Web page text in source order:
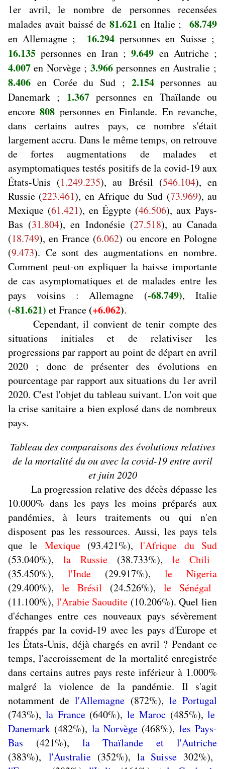
1er avril, le nombre de personnes recensées
malades avait baissé de81.621 en Italie ;68.749
en Allemagne ; 16.294personnes en Suisse ;
16.135 personnes en Iran ;9.649 en Autriche ;
4.007 en Norvège ; 3.966personnes en Australie ;
8.406 en Corée du Sud ; 2.154personnes au
Danemark ; 1.367personnes en Thaïlande ou
encore808 personnes en Finlande. En revanche,
dans certains autres pays, ce nombre s'était
largement accru. Dans le même temps, on retrouve
de fortes augmentations de malades et
asymptomatiques testés positifs de la covid-19 aux
États-Unis (1.249.235), au Brésil (546.104), en
Russie (223.461), en Afrique du Sud (73.969), au
Mexique (61.421), en Égypte (46.506), aux Pays-
Bas (31.804), en Indonésie (27.518), au Canada
(18.749), en France (6.062) ou encore en Pologne
(9.473). Ce sont des augmentations en nombre.
Comment peut-on expliquer la baisse importante
de cas asymptomatiques et de malades entre les
pays voisins : Allemagne (-68.749), Italie
(-81.621) etFrance (+6.062).
Cependant, il convient de tenir compte des
situations initiales et de relativiser les
progressions par rapport au point de départ en avril
2020 ; donc de présenter des évolutions en
pourcentage par rapport aux situations du 1er avril
2020. C'est l'objet du tableau suivant. L'on voit que
la crise sanitaire a bien explosé dans de nombreux
pays.
Tableau des comparaisons des évolutions relatives
de la mortalité du ou avec la covid-19 entre avril
et juin 2020
La progression relative des décès dépasse les
10.000% dans les pays les moins préparés aux
pandémies, à leurs traitements ou qui n'en
disposent pas les ressources. Aussi, les pays tels
que le Mexique(93.421%),l'Afrique du Sud
(53.040%), la Russie (38.733%), le Chili
(35.450%), l'Inde (29.917%), le Nigeria
(29.400%), le Brésil (24.526%), le Sénégal
(11.100%), l'Arabie Saoudite (10.206%). Quel lien
d'échanges entre ces nouveaux pays sévèrement
frappés par la covid-19 avec les pays d'Europe et
les États-Unis, déjà chargés en avril ? Pendant ce
temps, l'accroissement de la mortalité enregistrée
dans certains autres pays reste inférieur à 1.000%
malgré la violence de la pandémie. Il s'agit
notamment del'Allemagne (872%), le Portugal
(743%), la France(640%), le Maroc (485%),le
Danemark (482%), la Norvège (468%), les Pays-
Bas (421%), la Thaïlande et l'Autriche
(383%), l'Australie(352%), la Suisse 302%),